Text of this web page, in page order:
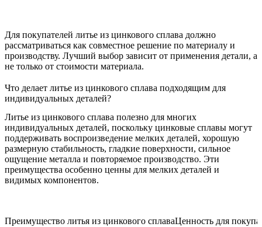
Для покупателей литье из цинкового сплава должно
рассматриваться как совместное решение по материалу и
производству. Лучший выбор зависит от применения детали, а
не только от стоимости материала.
Что делает литье из цинкового сплава подходящим для
индивидуальных деталей?
Литье из цинкового сплава полезно для многих
индивидуальных деталей, поскольку цинковые сплавы могут
поддерживать воспроизведение мелких деталей, хорошую
размерную стабильность, гладкие поверхности, сильное
ощущение металла и повторяемое производство. Эти
преимущества особенно ценны для мелких деталей и
видимых компонентов.
Преимущество литья из цинкового сплаваЦенность для